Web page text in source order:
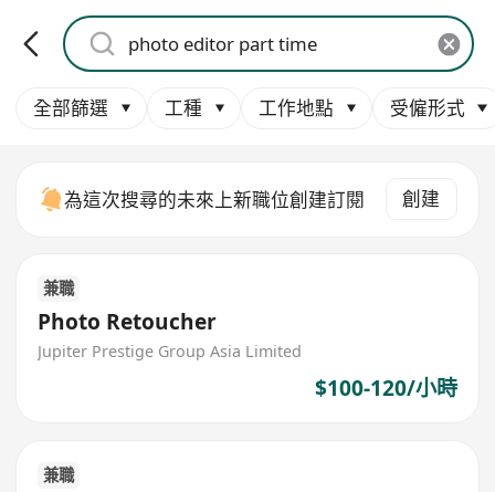
全部篩選 工種 工作地點 受僱形式
為這次搜尋的未來上新職位創建訂閱 創建
兼職
Photo Retoucher
Jupiter Prestige Group Asia Limited
$100-120/小時
兼職